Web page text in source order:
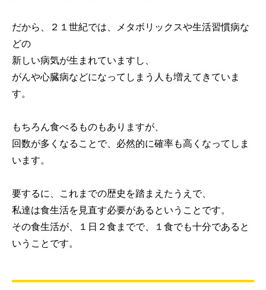
だから、２１世紀では、メタボリックスや生活習慣病な
どの
新しい病気が生まれていますし、
がんや心臓病などになってしまう人も増えてきていま
す。
もちろん食べるものもありますが、
回数が多くなることで、必然的に確率も高くなってしま
います。
要するに、これまでの歴史を踏まえたうえで、
私達は食生活を見直す必要があるということです。
その食生活が、１日２食までで、１食でも十分であると
いうことです。